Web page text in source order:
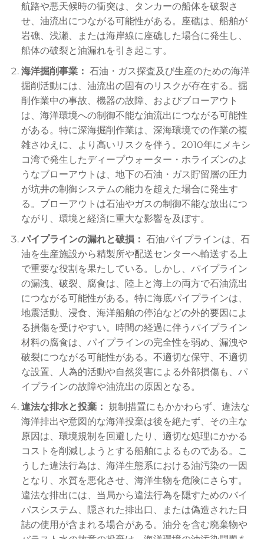
航路や悪天候時の衝突は、タンカーの船体を破裂さ
せ、油流出につながる可能性がある。座礁は、船舶が
岩礁、浅瀬、または海岸線に座礁した場合に発生し、
船体の破裂と油漏れを引き起こす。
海洋掘削事業： 石油・ガス探査及び生産のための海洋
掘削活動には、油流出の固有のリスクが存在する。掘
削作業中の事故、機器の故障、およびブローアウト
は、海洋環境への制御不能な油流出につながる可能性
がある。特に深海掘削作業は、深海環境での作業の複
雑さゆえに、より高いリスクを伴う。2010年にメキシ
コ湾で発生したディープウォーター・ホライズンのよ
うなブローアウトは、地下の石油・ガス貯留層の圧力
が坑井の制御システムの能力を超えた場合に発生す
る。ブローアウトは石油やガスの制御不能な放出につ
ながり、環境と経済に重大な影響を及ぼす。
パイプラインの漏れと破損： 石油パイプラインは、石
油を生産施設から精製所や配送センターへ輸送する上
で重要な役割を果たしている。しかし、パイプライン
の漏洩、破裂、腐食は、陸上と海上の両方で石油流出
につながる可能性がある。特に海底パイプラインは、
地震活動、浸食、海洋船舶の停泊などの外的要因によ
る損傷を受けやすい。時間の経過に伴うパイプライン
材料の腐食は、パイプラインの完全性を弱め、漏洩や
破裂につながる可能性がある。不適切な保守、不適切
な設置、人為的活動や自然災害による外部損傷も、パ
イプラインの故障や油流出の原因となる。
違法な排水と投棄： 規制措置にもかかわらず、違法な
海洋排出や意図的な海洋投棄は後を絶たず、その主な
原因は、環境規制を回避したり、適切な処理にかかる
コストを削減しようとする船舶によるものである。こ
うした違法行為は、海洋生態系における油汚染の一因
となり、水質を悪化させ、海洋生物を危険にさらす。
違法な排出には、当局から違法行為を隠すためのバイ
パスシステム、隠された排出口、または偽造された日
誌の使用が含まれる場合がある。油分を含む廃棄物や